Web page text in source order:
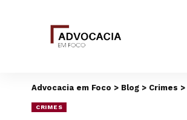
Advocacia em Foco > Blog > Crimes >
CRIMES